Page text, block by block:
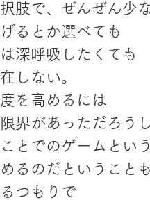
肢で、ぜんぜん少な
るとか選べても
深呼吸したくても
しない。
を高めるには
界があっただろうし
とでのゲームという
るのだということも
つもりで